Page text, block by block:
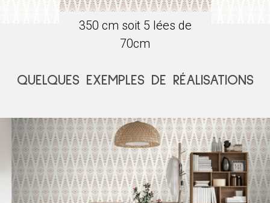
350 cm soit 5 lées de
70cm
QUELQUES EXEMPLES DE RÉALISATIONS